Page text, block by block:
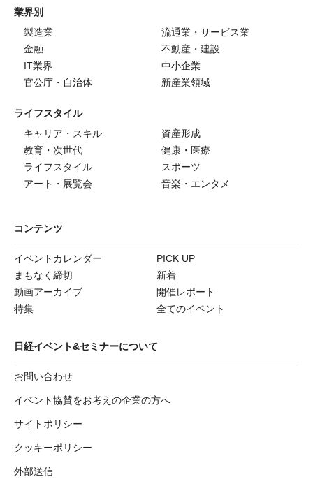
業界別
製造業
流通業・サービス業
金融
不動産・建設
IT業界
中小企業
官公庁・自治体
新産業領域
ライフスタイル
キャリア・スキル
資産形成
教育・次世代
健康・医療
ライフスタイル
スポーツ
アート・展覧会
音楽・エンタメ
コンテンツ
イベントカレンダー
PICK UP
まもなく締切
新着
動画アーカイブ
開催レポート
特集
全てのイベント
日経イベント&セミナーについて
お問い合わせ
イベント協賛をお考えの企業の方へ
サイトポリシー
クッキーポリシー
外部送信